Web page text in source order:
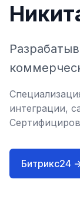
интеграции,
Битрикс24